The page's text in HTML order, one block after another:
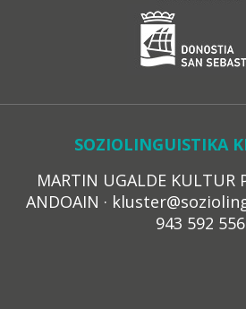
SOZIOLINGUISTIKA
MARTIN UGALDE KULTUR
ANDOAIN ·
943 592 556